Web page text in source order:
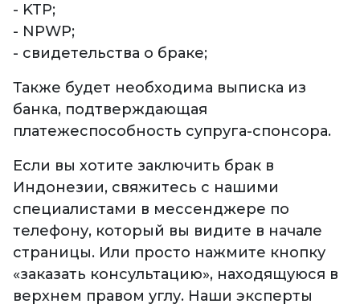
- KTP;
- NPWP;
- свидетельства о браке;
Также будет необходима выписка из
банка, подтверждающая
платежеспособность супруга-спонсора.
Если вы хотите заключить брак в
Индонезии, свяжитесь с нашими
специалистами в мессенджере по
телефону, который вы видите в начале
страницы. Или просто нажмите кнопку
«заказать консультацию», находящуюся в
верхнем правом углу. Наши эксперты